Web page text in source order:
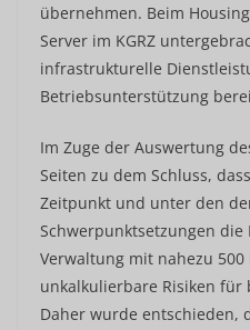
übernehmen. Beim
Server im KGRZ
infrastrukturelle
Betriebsunterstützung
Im Zuge der Auswertung
Seiten zu dem Schluss,
Zeitpunkt und unter den
Schwerpunktsetzungen
Verwaltung mit nahezu
unkalkulierbare Risiken für
Daher wurde entschieden,